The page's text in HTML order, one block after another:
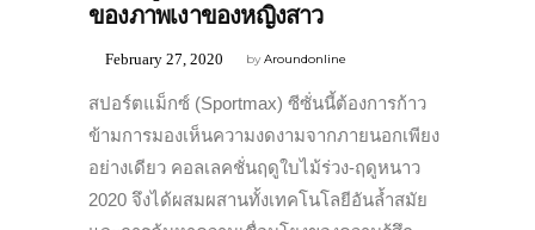
ของภาพเงาของหญิงสาว
byAroundonline
February 27, 2020
สปอร์ตแม็กซ์ (Sportmax) ซีซั่นนี้ต้องการก้าว
ข้ามการมองเห็นความงดงามจากภายนอกเพียง
อย่างเดียว คอลเลคชั่นฤดูใบไม้ร่วง-ฤดูหนาว
2020 จึงได้ผสมผสานทั้งเทคโนโลยีอันล้ำสมัย